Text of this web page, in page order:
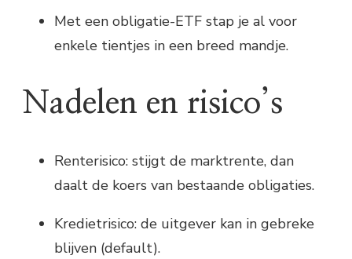
Met een obligatie-ETF stap je al voor
enkele tientjes in een breed mandje.
Nadelen en risico’s
Renterisico: stijgt de marktrente, dan
daalt de koers van bestaande obligaties.
Kredietrisico: de uitgever kan in gebreke
blijven (default).